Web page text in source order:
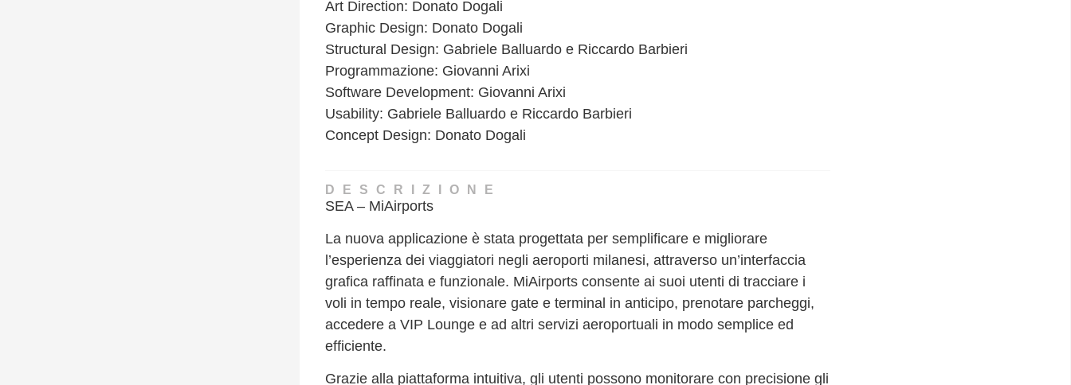
nell’incontrare o superare le
esigenze degli utenti. Un’attenzione
particolare è riservata alle app che
offrono soluzioni uniche a problemi
comuni, promuovendo
l’engagement dell’utente in modi
Questo premio evidenzia
mobile come strumenti essenziali
per la navigazione nella vita di tutti i
giorni, incoraggiando gli sviluppatori
a continuare a spingere i confini
della tecnologia e del design. Il
Secondo Classificato in questa
nell’innovazione delle app, offrendo
inserito nell’Annual cartaceo
Mediastars.
Art Direction: Donato Dogali
Graphic Design: Donato Dogali
Structural Design: Gabriele Balluardo e Riccardo Barbieri
Programmazione: Giovanni Arixi
Software Development: Giovanni Arixi
Usability: Gabriele Balluardo e Riccardo Barbieri
Concept Design: Donato Dogali
DESCRIZIONE
SEA – MiAirports
La nuova applicazione è stata progettata per semplificare e migliorare
l’esperienza dei viaggiatori negli aeroporti milanesi, attraverso un’interfaccia
grafica raffinata e funzionale. MiAirports consente ai suoi utenti di tracciare i
voli in tempo reale, visionare gate e terminal in anticipo, prenotare parcheggi,
accedere a VIP Lounge e ad altri servizi aeroportuali in modo semplice ed
efficiente.
Grazie alla piattaforma intuitiva, gli utenti possono monitorare con precisione gli